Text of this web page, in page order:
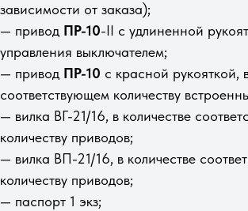
зависимости от заказа);
— привод ПР-10-II с удлиненной
управления выключателем;
— привод ПР-10 с красной рукояткой,
соответствующем количеству
— вилка ВГ-21/16, в количестве
количеству приводов;
— вилка ВП-21/16, в количестве
количеству приводов;
— паспорт 1 экз;